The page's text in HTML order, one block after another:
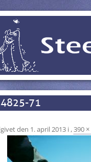
71
den 1. april 2013 i ,390